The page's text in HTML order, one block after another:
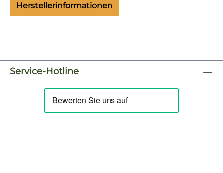
Herstellerinformationen
Service-Hotline